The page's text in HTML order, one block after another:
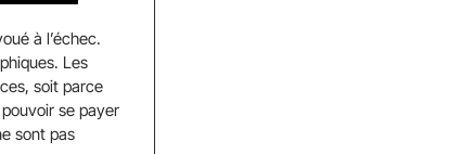
à l’échec.
Les
soit parce
se payer
sont pas